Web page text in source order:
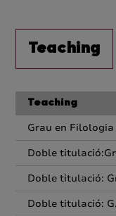
Teaching
Teaching
Grau en
Doble
Doble titulació:
Doble titulació: